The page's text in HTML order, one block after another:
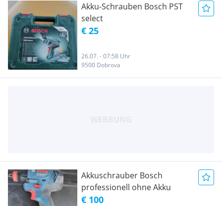
Akku-Schrauben Bosch PST
select
€ 25
26.07. - 07:58 Uhr
9500 Dobrova
Akkuschrauber Bosch
professionell ohne Akku
€ 100